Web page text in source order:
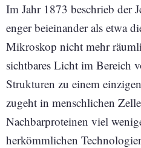
Im Jahr 1873 beschrieb der
enger beieinander als etwa
Mikroskop nicht mehr
sichtbares Licht im Bereich
Strukturen zu einem
zugeht in menschlichen
Nachbarproteinen viel
herkömmlichen